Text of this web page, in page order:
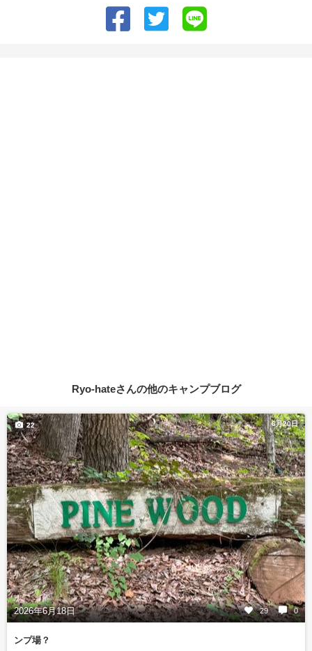
Ryo-hateさんの他のキャンプブログ
6月20日
2026年6月18日 29 0
22
ンプ場？